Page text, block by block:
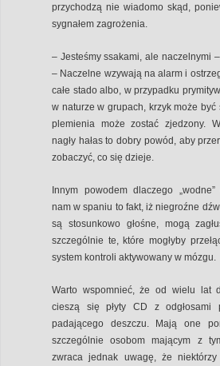
przychodzą nie wiadomo skąd,
sygnałem zagrożenia.
– Jesteśmy ssakami, ale naczelnymi –
– Naczelne wzywają na alarm i
całe stado albo, w przypadku
w naturze w grupach, krzyk może być
plemienia może zostać zjedzony.
nagły hałas to dobry powód, aby
zobaczyć, co się dzieje.
Innym powodem dlaczego „wodne”
nam w spaniu to fakt, iż niegroźne
są stosunkowo głośne, mogą
szczególnie te, które mogłyby
system kontroli aktywowany w mózgu.
Warto wspomnieć, że od wielu lat
cieszą się płyty CD z odgłosami
padającego deszczu. Mają one
szczególnie osobom mającym z
zwraca jednak uwagę, że